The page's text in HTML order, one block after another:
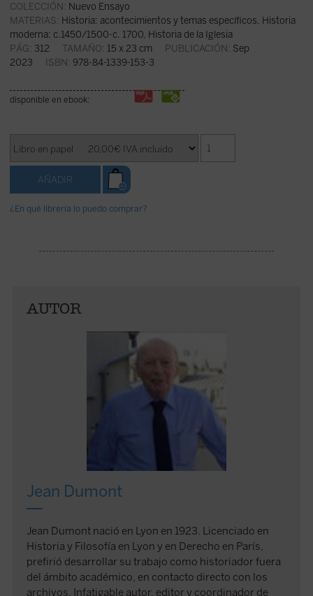
COLECCIÓN: Nuevo Ensayo
MATERIAS: Historia: acontecimientos y temas específicos, Historia
moderna: c.1450/1500-c. 1700, Historia de la Iglesia
PÁG: 312 TAMAÑO: 15 x 23 cm PUBLICACIÓN: Sep
2023 ISBN: 978-84-1339-153-3
disponible en ebook:
¿En qué librería lo puedo comprar?
AUTOR
Jean Dumont
Jean Dumont nació en Lyon en 1923. Licenciado en
Historia y Filosofía en Lyon y en Derecho en París,
prefirió desarrollar su trabajo como historiador fuera
del ámbito académico, en contacto directo con los
archivos. Infatigable autor, editor y coordinador de